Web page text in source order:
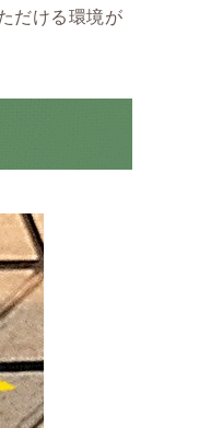
だける環境が